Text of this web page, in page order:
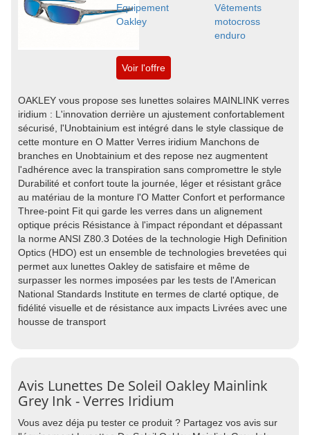
Equipement
Oakley
Vêtements
motocross
enduro
Voir l'offre
OAKLEY vous propose ses lunettes solaires MAINLINK verres
iridium : L'innovation derrière un ajustement confortablement
sécurisé, l'Unobtainium est intégré dans le style classique de
cette monture en O Matter Verres iridium Manchons de
branches en Unobtainium et des repose nez augmentent
l'adhérence avec la transpiration sans compromettre le style
Durabilité et confort toute la journée, léger et résistant grâce
au matériau de la monture l'O Matter Confort et performance
Three-point Fit qui garde les verres dans un alignement
optique précis Résistance à l'impact répondant et dépassant
la norme ANSI Z80.3 Dotées de la technologie High Definition
Optics (HDO) est un ensemble de technologies brevetées qui
permet aux lunettes Oakley de satisfaire et même de
surpasser les normes imposées par les tests de l'American
National Standards Institute en termes de clarté optique, de
fidélité visuelle et de résistance aux impacts Livrées avec une
housse de transport
Avis Lunettes De Soleil Oakley Mainlink
Grey Ink - Verres Iridium
Vous avez déja pu tester ce produit ? Partagez vos avis sur